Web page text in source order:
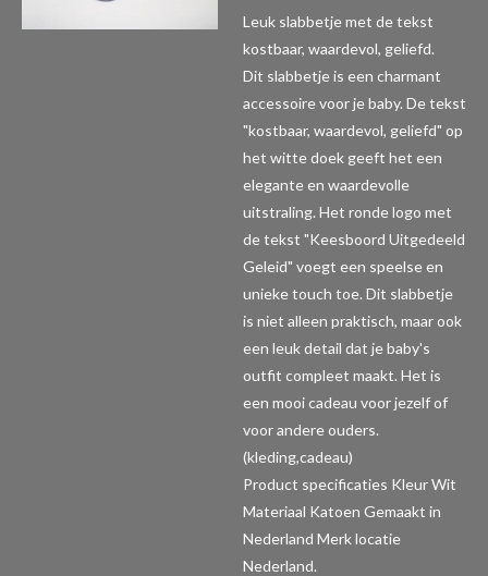
Leuk slabbetje met de tekst
kostbaar, waardevol, geliefd.
Dit slabbetje is een charmant
accessoire voor je baby. De tekst
"kostbaar, waardevol, geliefd" op
het witte doek geeft het een
elegante en waardevolle
uitstraling. Het ronde logo met
de tekst "Keesboord Uitgedeeld
Geleid" voegt een speelse en
unieke touch toe. Dit slabbetje
is niet alleen praktisch, maar ook
een leuk detail dat je baby's
outfit compleet maakt. Het is
een mooi cadeau voor jezelf of
voor andere ouders.
(kleding,cadeau)
Product specificaties Kleur Wit
Materiaal Katoen Gemaakt in
Nederland Merk locatie
Nederland.